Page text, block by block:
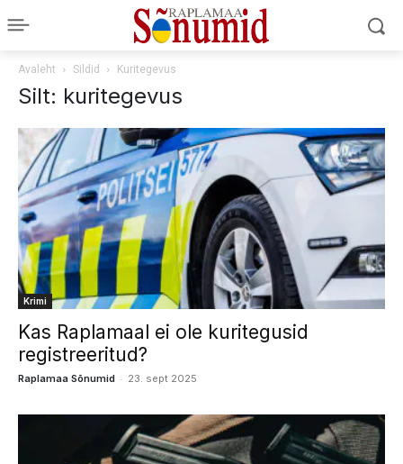
Avaleht Sildid Kuritegevus
Silt: kuritegevus
Krimi
Kas Raplamaal ei ole kuritegusid
registreeritud?
Raplamaa Sõnumid - 23. sept 2025